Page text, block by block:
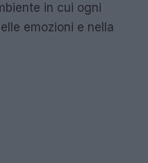
in cui ogni
emozioni e nella